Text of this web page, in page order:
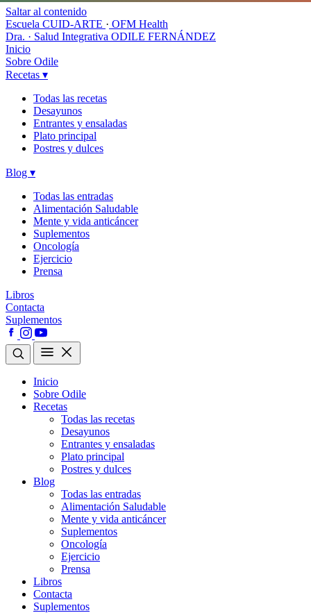
Saltar al contenido
Escuela CUID-ARTE · OFM Health
Dra. · Salud Integrativa ODILE FERNÁNDEZ
Inicio
Sobre Odile
Recetas ▾
Todas las recetas
Desayunos
Entrantes y ensaladas
Plato principal
Postres y dulces
Blog ▾
Todas las entradas
Alimentación Saludable
Mente y vida anticáncer
Suplementos
Oncología
Ejercicio
Prensa
Libros
Contacta
Suplementos
Inicio
Sobre Odile
Recetas
Todas las recetas
Desayunos
Entrantes y ensaladas
Plato principal
Postres y dulces
Blog
Todas las entradas
Alimentación Saludable
Mente y vida anticáncer
Suplementos
Oncología
Ejercicio
Prensa
Libros
Contacta
Suplementos